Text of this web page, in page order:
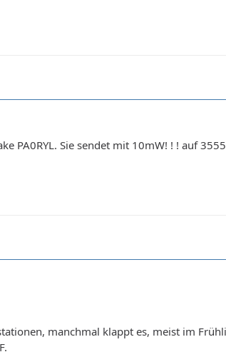
PA0RYL. Sie sendet mit 10mW! ! ! auf
manchmal klappt es, meist im